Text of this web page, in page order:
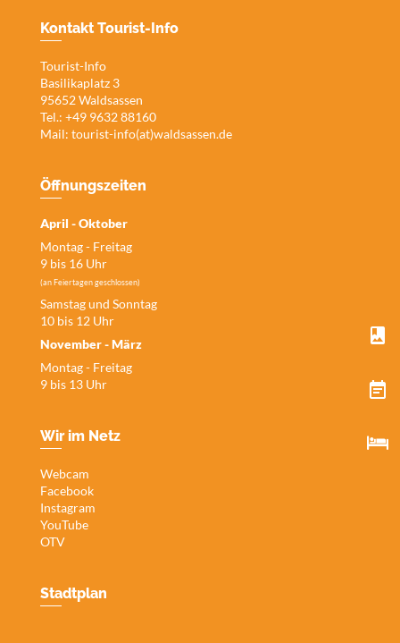
Kontakt Tourist-Info
Tourist-Info
Basilikaplatz 3
95652 Waldsassen
Tel.: +49 9632 88160
Mail: tourist-info(at)waldsassen.de
Öffnungszeiten
April - Oktober
Montag - Freitag
9 bis 16 Uhr
(an Feiertagen geschlossen)
Samstag und Sonntag
10 bis 12 Uhr
November - März
Montag - Freitag
9 bis 13 Uhr
Wir im Netz
Webcam
Facebook
Instagram
YouTube
OTV
Stadtplan